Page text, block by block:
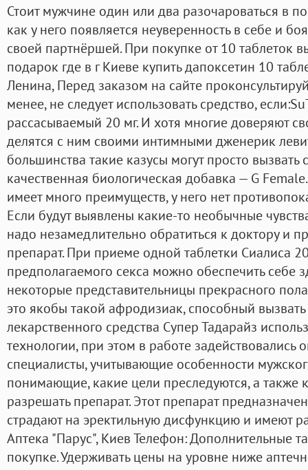
Стоит мужчине один или два разочароваться в
как у него появляется неуверенность в себе и
своей партнёршей. При покупке от 10 таблеток
подарок где в г Киеве купить дапоксетин 10
Ленина, Перед заказом на сайте
менее, не следует использовать средство,
рассасываемый 20 мг. И хотя многие доверяют
делятся с ним своими интимными дженерик
большинства такие казусы могут просто вызвать
качественная биологическая добавка — G
имеет много преимуществ, у него нет
Если будут выявлены какие-то необычные
надо незамедлительно обратиться к доктору и
препарат. При приеме одной таблетки Сиалиса
предполагаемого секса можно обеспечить себе
некоторые представительницы прекрасного
это якобы такой афродизиак, способный
лекарственного средства Супер Тадарайз
технологии, при этом в работе
специалисты, учитывающие особенности
понимающие, какие цели преследуются, а также
разрешать препарат. Этот препарат
страдают на эректильную дисфункцию и имеют
Аптека "Парус", Киев Телефон: Дополнительные
покупке. Удерживать цены на уровне ниже